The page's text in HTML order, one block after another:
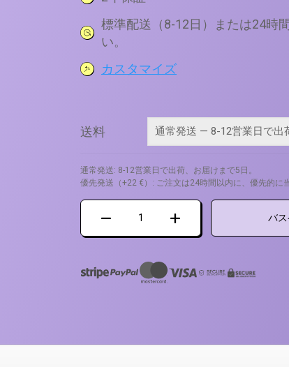
標準配送（8-12日）または24時
い。
カスタマイズ
送料
通常発送: 8-12営業日で出荷、お届けまで5日。
優先発送（+22 €）: ご注文は24時間以内に、優先的に
ダ
ス
ッ
タ
バ